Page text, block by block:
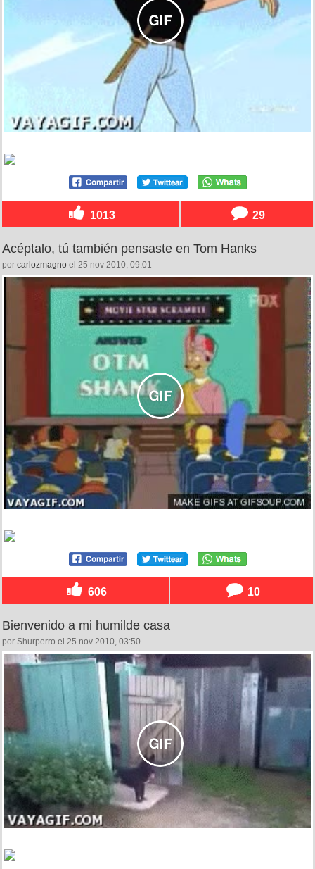
1013 29
Acéptalo, tú también pensaste en Tom Hanks
por carlozmagno el 25 nov 2010, 09:01
606 10
Bienvenido a mi humilde casa
por Shurperro el 25 nov 2010, 03:50